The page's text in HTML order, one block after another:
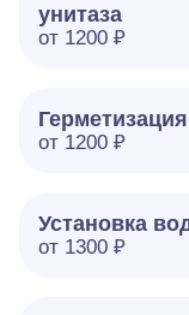
унитаза
от 1200 ₽
от 1200 ₽
Установка
от 1300 ₽